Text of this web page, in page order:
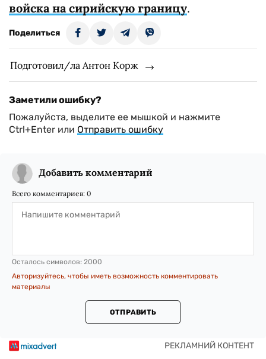
войска на сирийскую границу.
Поделиться
Подготовил/ла Антон Корж
Заметили ошибку?
Пожалуйста, выделите ее мышкой и нажмите
Ctrl+Enter или Отправить ошибку
Добавить комментарий
Всего комментариев: 0
Осталось символов: 2000
Авторизуйтесь, чтобы иметь возможность комментировать
материалы
ОТПРАВИТЬ